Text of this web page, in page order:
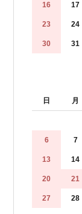
16 17
23 24
30 31
日 月
6 7
13 14
20 21
27 28